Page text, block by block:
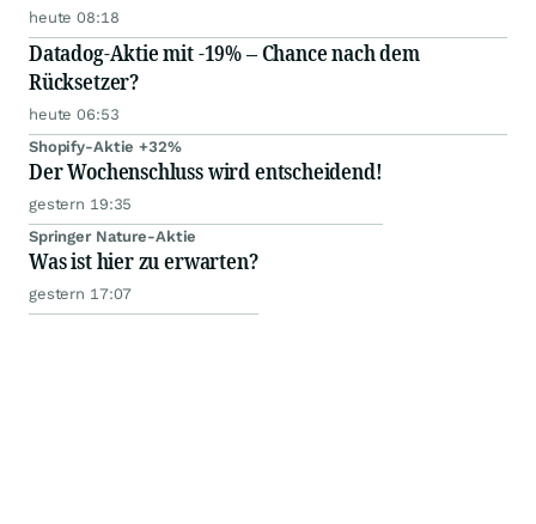
heute 08:18
Datadog-Aktie mit -19% – Chance nach dem
Rücksetzer?
heute 06:53
Shopify-Aktie +32%
Der Wochenschluss wird entscheidend!
gestern 19:35
Springer Nature-Aktie
Was ist hier zu erwarten?
gestern 17:07